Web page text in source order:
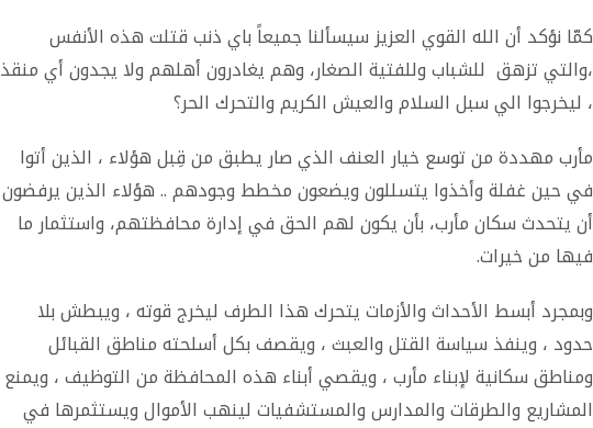
كمّا نؤكد أن الله القوي العزيز سيسألنا جميعاً باي ذنب قتلت هذه الأنفس
،والتي تزهق للشباب وللفتية الصغار، وهم يغادرون أهلهم ولا يجدون أي منقذ
، ليخرجوا الي سبل السلام والعيش الكريم والتحرك الحر؟
مأرب مهددة من توسع خيار العنف الذي صار يطبق من قِبل هؤلاء ، الذين أتوا
في حين غفلة وأخذوا يتسللون ويضعون مخطط وجودهم .. هؤلاء الذين يرفضون
أن يتحدث سكان مأرب، بأن يكون لهم الحق في إدارة محافظتهم، واستثمار ما
فيها من خيرات.
وبمجرد أبسط الأحداث والأزمات يتحرك هذا الطرف ليخرج قوته ، ويبطش بلا
حدود ، وينفذ سياسة القتل والعبث ، ويقصف بكل أسلحته مناطق القبائل
ومناطق سكانية لإبناء مأرب ، ويقصي أبناء هذه المحافظة من التوظيف ، ويمنع
المشاريع والطرقات والمدارس والمستشفيات لينهب الأموال ويستثمرها في